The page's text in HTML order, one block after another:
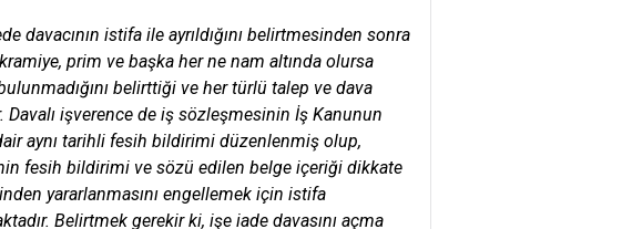
istifa ile ayrıldığını belirtmesinden sonra
prim ve başka her ne nam altında olursa
belirttiği ve her türlü talep ve dava
Davalı işverence de iş sözleşmesinin İş Kanunun
aynı tarihli fesih bildirimi düzenlenmiş olup,
fesih bildirimi ve sözü edilen belge içeriği dikkate
yararlanmasını engellemek için istifa
Belirtmek gerekir ki, işe iade davasını açma